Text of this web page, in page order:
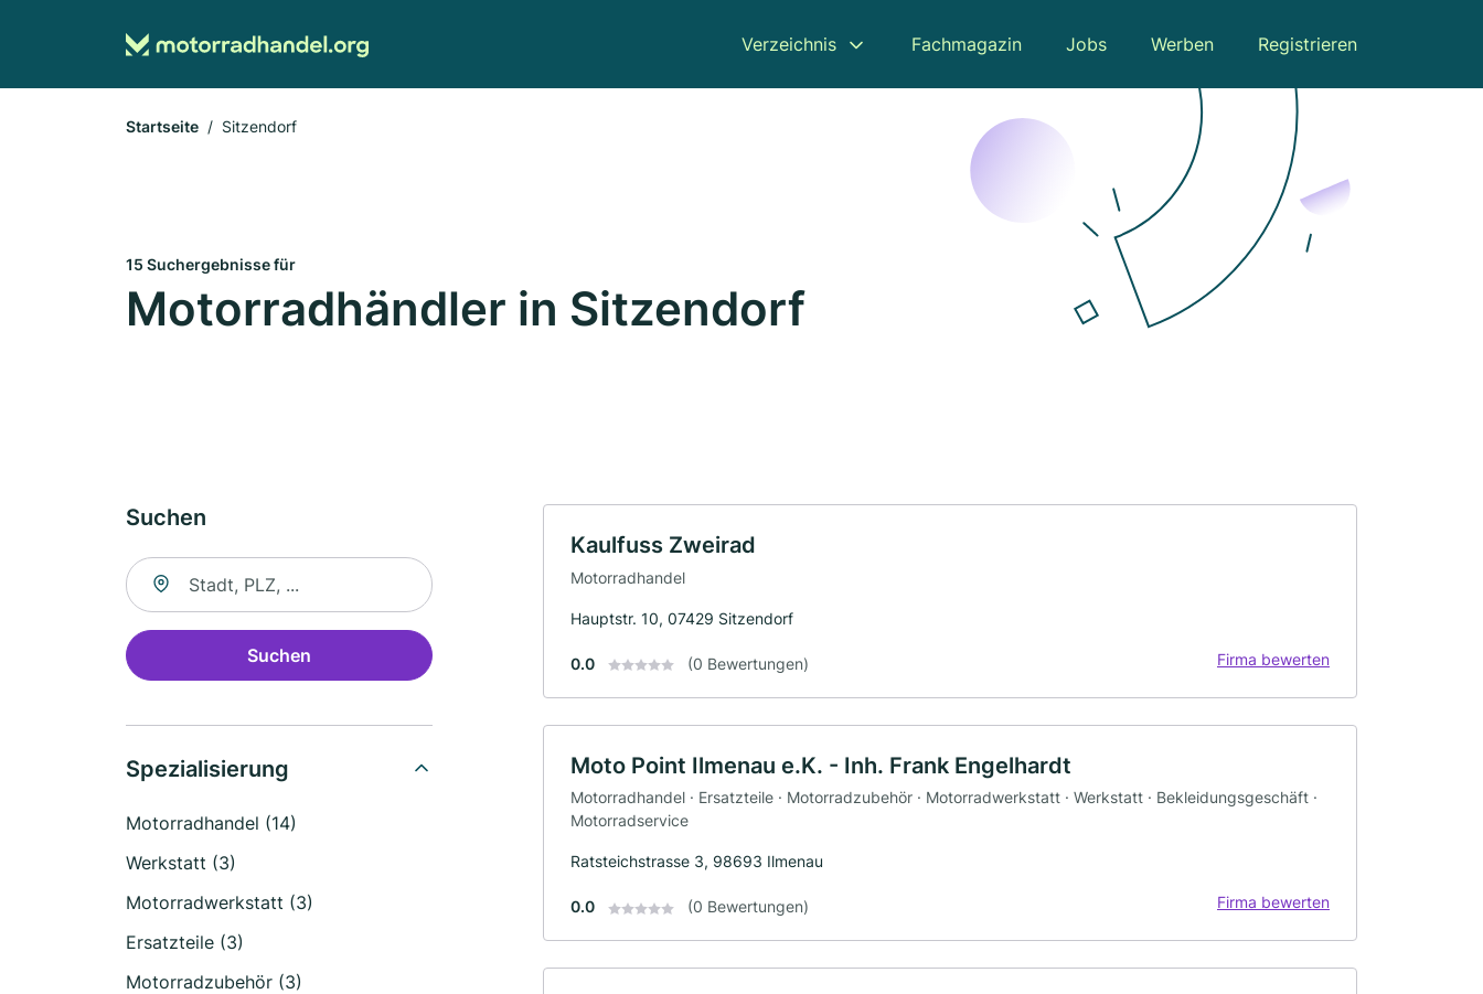
Verzeichnis Fachmagazin Jobs Werben Registrieren
Startseite Sitzendorf
15 Suchergebnisse für
Motorradhändler in Sitzendorf
Suchen
Suche nach Ort
Suchen
Spezialisierung
Motorradhandel (14)
Werkstatt (3)
Motorradwerkstatt (3)
Ersatzteile (3)
Motorradzubehör (3)
Kaulfuss Zweirad
Motorradhandel
Hauptstr. 10, 07429 Sitzendorf
0.0 (0 Bewertungen) Firma bewerten
Moto Point Ilmenau e.K. - Inh. Frank Engelhardt
Motorradhandel · Ersatzteile · Motorradzubehör · Motorradwerkstatt · Werkstatt · Bekleidungsgeschäft ·
Motorradservice
Ratsteichstrasse 3, 98693 Ilmenau
0.0 (0 Bewertungen) Firma bewerten